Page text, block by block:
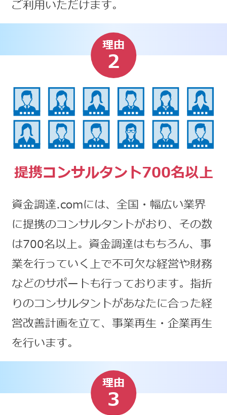
ご利用いただけます。
理由
2
提携コンサルタント700名以上
資金調達.comには、全国・幅広い業界
に提携のコンサルタントがおり、その数
は700名以上。資金調達はもちろん、事
業を行っていく上で不可欠な経営や財務
などのサポートも行っております。指折
りのコンサルタントがあなたに合った経
営改善計画を立て、事業再生・企業再生
を行います。
理由
3